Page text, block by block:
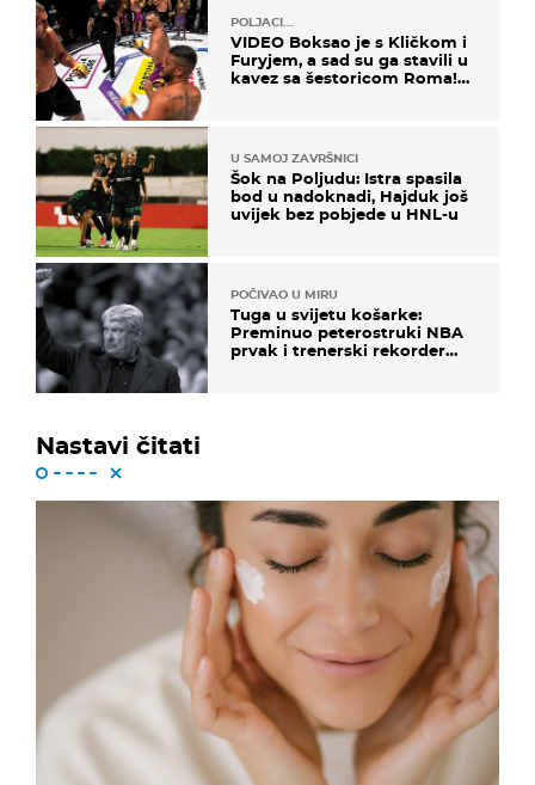
POLJACI...
VIDEO Boksao je s Kličkom i
Furyjem, a sad su ga stavili u
kavez sa šestoricom Roma!
U SAMOJ ZAVRŠNICI
Šok na Poljudu: Istra spasila
bod u nadoknadi, Hajduk još
uvijek bez pobjede u HNL-u
POČIVAO U MIRU
Tuga u svijetu košarke:
Preminuo peterostruki NBA
prvak i trenerski rekorder
Nastavi čitati